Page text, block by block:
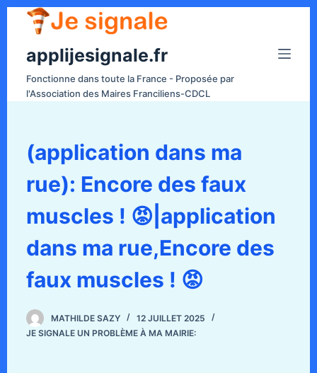
applijesignale.fr
Fonctionne dans toute la France - Proposée par
l'Association des Maires Franciliens-CDCL
(application dans ma
rue): Encore des faux
muscles ! 😡|application
dans ma rue,Encore des
faux muscles ! 😡
MATHILDE SAZY
12 JUILLET 2025
JE SIGNALE UN PROBLÈME À MA MAIRIE: